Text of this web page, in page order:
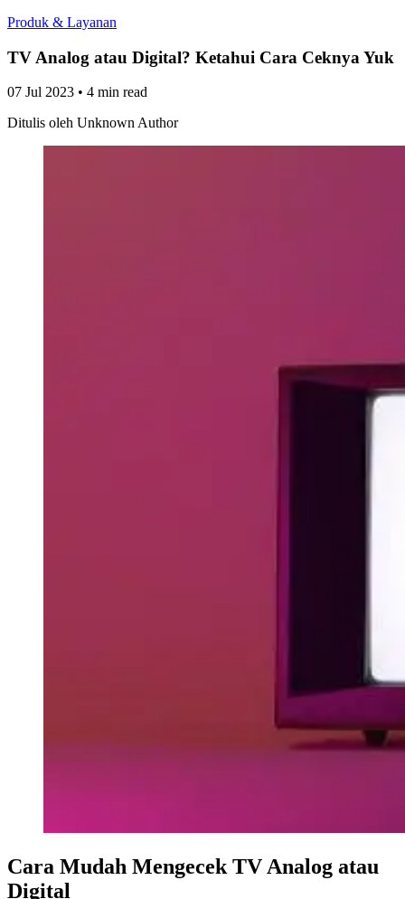
Produk & Layanan
TV Analog atau Digital? Ketahui Cara Ceknya Yuk
07 Jul 2023 • 4 min read
Ditulis oleh Unknown Author
Cara Mudah Mengecek TV Analog atau
Digital